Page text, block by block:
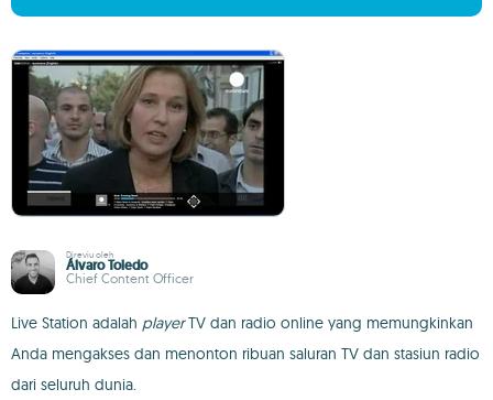
Direviu oleh
Álvaro Toledo
Chief Content Officer
Live Station adalah playerTV dan radio online yang memungkinkan
Anda mengakses dan menonton ribuan saluran TV dan stasiun radio
dari seluruh dunia.